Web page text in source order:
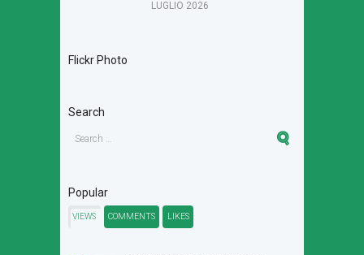
LUGLIO 2026
Flickr Photo
Search
Popular
VIEWS COMMENTS LIKES